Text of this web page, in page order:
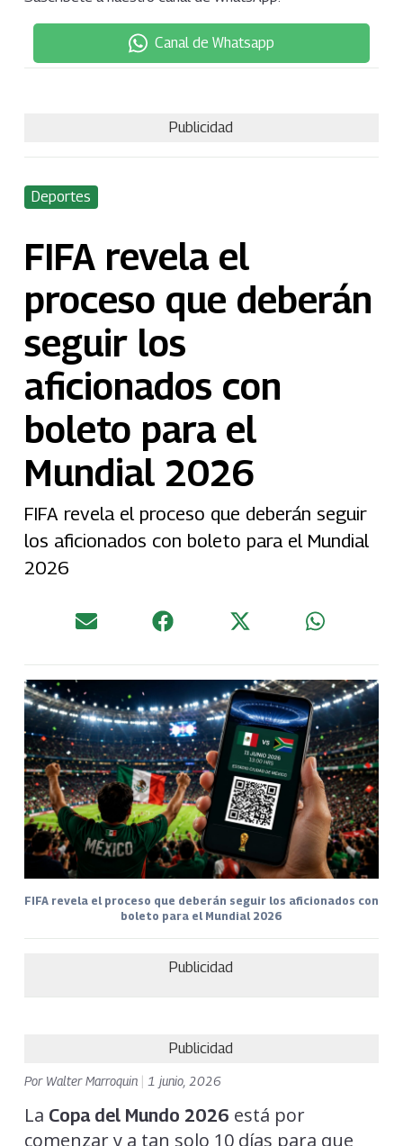
Canal de Whatsapp
Publicidad
Deportes
FIFA revela el
proceso que deberán
seguir los
aficionados con
boleto para el
Mundial 2026
FIFA revela el proceso que deberán seguir
los aficionados con boleto para el Mundial
2026
FIFA revela el proceso que deberán seguir los aficionados con
boleto para el Mundial 2026
Publicidad
Publicidad
Por Walter Marroquin 1 junio, 2026
La Copa del Mundo 2026 está por
comenzar y a tan solo 10 días para que